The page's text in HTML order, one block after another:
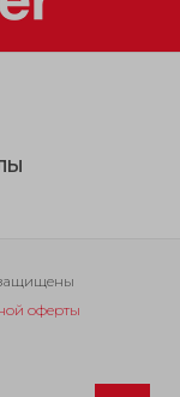
защищены
оферты